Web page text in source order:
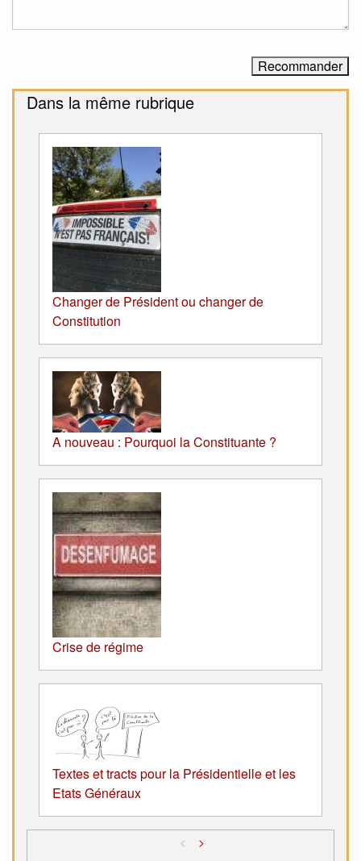
Dans la même rubrique
Changer de Président ou changer de
Constitution
A nouveau : Pourquoi la Constituante ?
Crise de régime
Textes et tracts pour la Présidentielle et les
Etats Généraux
< >